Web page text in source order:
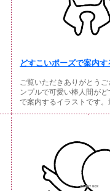
どすこいポーズで案内す
ご覧いただきありがとう
ンプルで可愛い棒人間が
で案内するイラストです。